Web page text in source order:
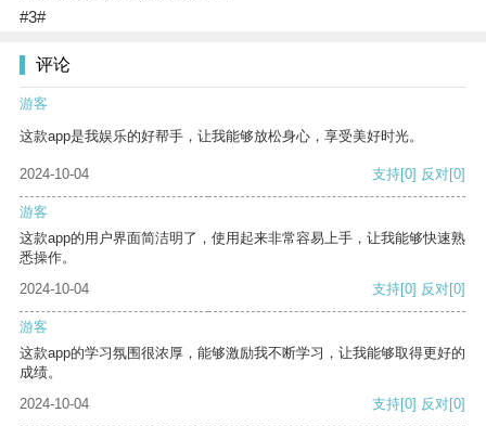
#3#
评论
游客
这款app是我娱乐的好帮手，让我能够放松身心，享受美好时光。
2024-10-04 支持[0] 反对[0]
游客
这款app的用户界面简洁明了，使用起来非常容易上手，让我能够快速熟
悉操作。
2024-10-04
支持[0] 反对[0]
游客
这款app的学习氛围很浓厚，能够激励我不断学习，让我能够取得更好的
成绩。
2024-10-04
支持[0] 反对[0]